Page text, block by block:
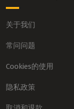
关于我们
常问问题
Cookies的使用
隐私政策